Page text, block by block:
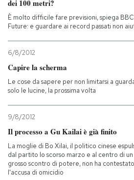
dei 100 metri?
È molto difficile fare previsioni, spiega BBC
Future: e guardare ai record passati non
6/8/2012
Capire la scherma
Le cose da sapere per non limitarsi a
solo le lucine, la prossima volta
9/8/2012
Il processo a Gu Kailai è già finito
La moglie di Bo Xilai, il politico cinese
dal partito lo scorso marzo e al centro di un
grosso scontro di potere, non ha contestato
l'accusa di omicidio